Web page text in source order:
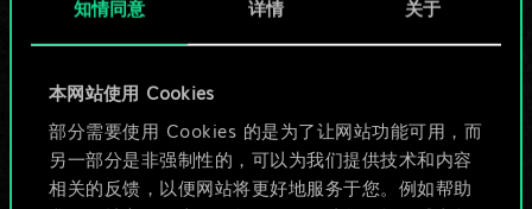
知情同意 详情 关于
本网站使用 Cookies
部分需要使用 Cookies 的是为了让网站功能可用，而
另一部分是非强制性的，可以为我们提供技术和内容
相关的反馈，以便网站将更好地服务于您。例如帮助
目前只是分享了一套
牌，但能做的不止这
些！